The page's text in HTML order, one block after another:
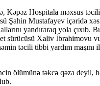
Kəpəz Hospitala məxsus
Şahin Mustafayev içəridə
yandıraraq yola çıxıb.
sürücüsü Xaliv İbrahimovu
təcili tibbi yardım maşını
ölümünə təkcə qəza deyil,